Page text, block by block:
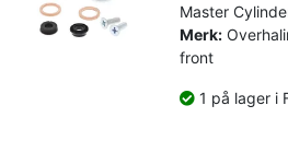
Master
Merk:
front
1 på lager i